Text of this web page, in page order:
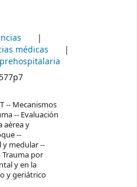
médicas
-- Mecanismos
-- Evaluación
aérea y
--
y medular --
por
y en la
y geriátrico